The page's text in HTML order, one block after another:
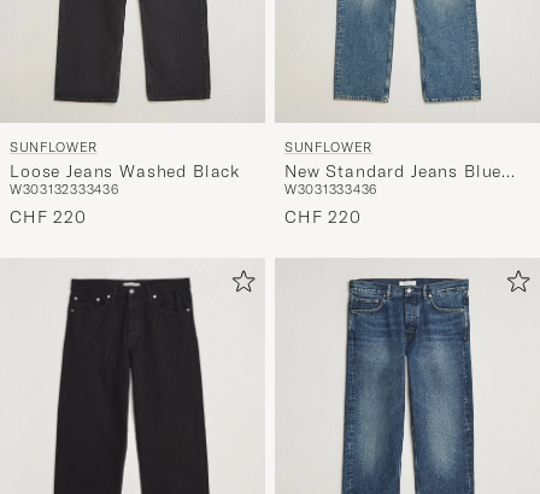
SUNFLOWER
Loose Jeans Washed Black
W303132333436
CHF 220
SUNFLOWER
New Standard Jeans Blue
Vintage
W3031333436
CHF 220